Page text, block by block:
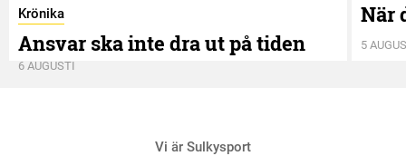
Krönika
Ansvar ska inte dra ut på tiden
6 AUGUSTI
När
5
Vi är Sulkysport